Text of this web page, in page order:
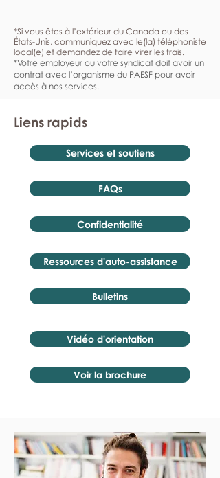
*Si vous êtes à l’extérieur du Canada ou des
États-Unis, communiquez avec le(la) téléphoniste
local(e) et demandez de faire virer les frais.
*Votre employeur ou votre syndicat doit avoir un
contrat avec l’organisme du PAESF pour avoir
accès à nos services.
Liens rapids
Services et soutiens
FAQs
Confidentialité
Ressources d'auto-assistance
Bulletins
Vidéo d'orientation
Voir la brochure